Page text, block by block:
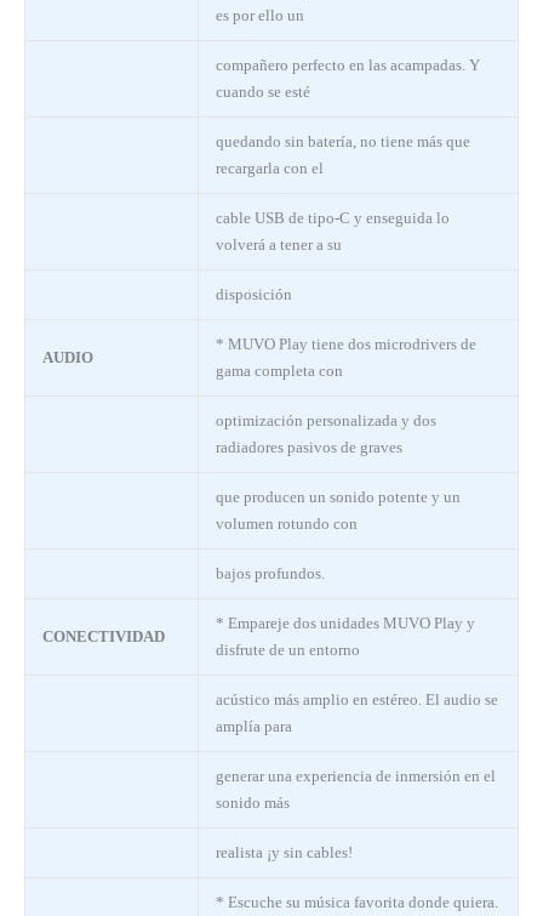
es por ello un
compañero perfecto en las acampadas. Y
cuando se esté
quedando sin batería, no tiene más que
recargarla con el
cable USB de tipo-C y enseguida lo
volverá a tener a su
disposición
AUDIO
* MUVO Play tiene dos microdrivers de
gama completa con
optimización personalizada y dos
radiadores pasivos de graves
que producen un sonido potente y un
volumen rotundo con
bajos profundos.
CONECTIVIDAD
* Empareje dos unidades MUVO Play y
disfrute de un entorno
acústico más amplio en estéreo. El audio se
amplía para
generar una experiencia de inmersión en el
sonido más
realista ¡y sin cables!
* Escuche su música favorita donde quiera.